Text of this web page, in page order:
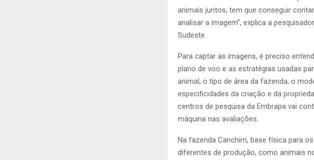
animais juntos, tem que conseguir
analisar a imagem”, explica a
Sudeste.
Para captar as imagens, é preciso
plano de voo e as estratégias usadas
animal, o tipo de área da fazenda, o
especificidades da criação e da
centros de pesquisa da Embrapa vai
máquina nas avaliações.
Na fazenda Canchim, base física para
diferentes de produção, como animais